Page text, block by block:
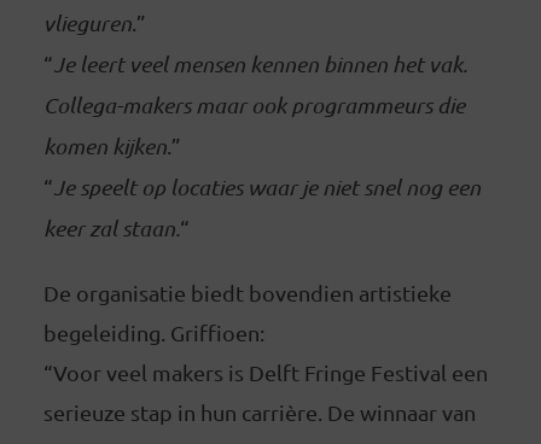
vlieguren.”
“Je leert veel mensen kennen binnen het vak.
Collega-makers maar ook programmeurs die
komen kijken.”
“Je speelt op locaties waar je niet snel nog een
keer zal staan.“
De organisatie biedt bovendien artistieke
begeleiding. Griffioen:
“Voor veel makers is Delft Fringe Festival een
serieuze stap in hun carrière. De winnaar van